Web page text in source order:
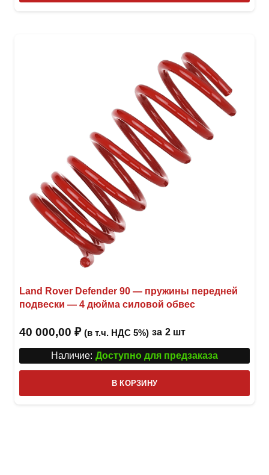
Land Rover Defender 90 — пружины передней
подвески — 4 дюйма силовой обвес
40 000,00 ₽ (в т.ч. НДС 5%) за 2 шт
Наличие: Доступно для предзаказа
В КОРЗИНУ